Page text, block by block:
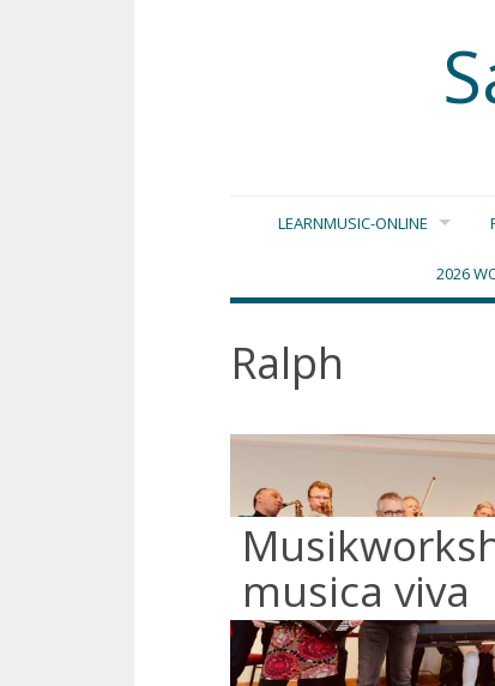
LEARNMUSIC-ONLINE
2026
Ralph
musica viva